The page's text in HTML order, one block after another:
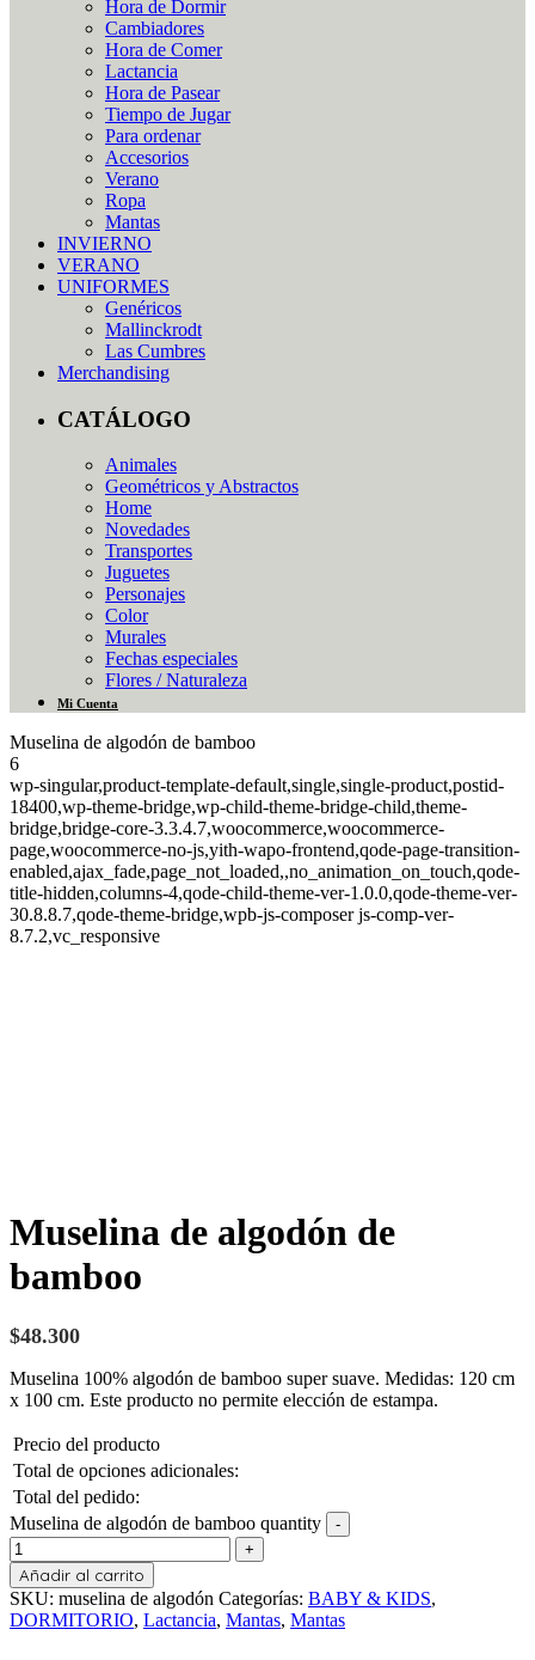
Hora de Dormir
Cambiadores
Hora de Comer
Lactancia
Hora de Pasear
Tiempo de Jugar
Para ordenar
Accesorios
Verano
Ropa
Mantas
INVIERNO
VERANO
UNIFORMES
Genéricos
Mallinckrodt
Las Cumbres
Merchandising
CATÁLOGO
Animales
Geométricos y Abstractos
Home
Novedades
Transportes
Juguetes
Personajes
Color
Murales
Fechas especiales
Flores / Naturaleza
Mi Cuenta
Muselina de algodón de bamboo
6
wp-singular,product-template-default,single,single-product,postid-
18400,wp-theme-bridge,wp-child-theme-bridge-child,theme-
bridge,bridge-core-3.3.4.7,woocommerce,woocommerce-
page,woocommerce-no-js,yith-wapo-frontend,qode-page-transition-
enabled,ajax_fade,page_not_loaded,,no_animation_on_touch,qode-
title-hidden,columns-4,qode-child-theme-ver-1.0.0,qode-theme-ver-
30.8.8.7,qode-theme-bridge,wpb-js-composer js-comp-ver-
8.7.2,vc_responsive
Muselina de algodón de
bamboo
$48.300
Muselina 100% algodón de bamboo super suave. Medidas: 120 cm
x 100 cm. Este producto no permite elección de estampa.
Precio del producto
Total de opciones adicionales:
Total del pedido:
Muselina de algodón de bamboo quantity
Añadir al carrito
SKU: muselina de algodón Categorías: BABY & KIDS,
DORMITORIO, Lactancia, Mantas, Mantas